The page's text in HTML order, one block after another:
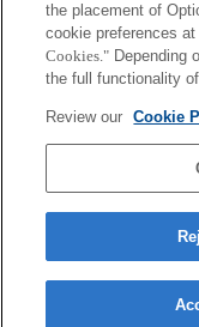
プレスリリース
ご利用条件
環境情報
クッキーポリシー
the placement of
cookie preferences
Cookies." Depending
the full functionality
Review our Cookie